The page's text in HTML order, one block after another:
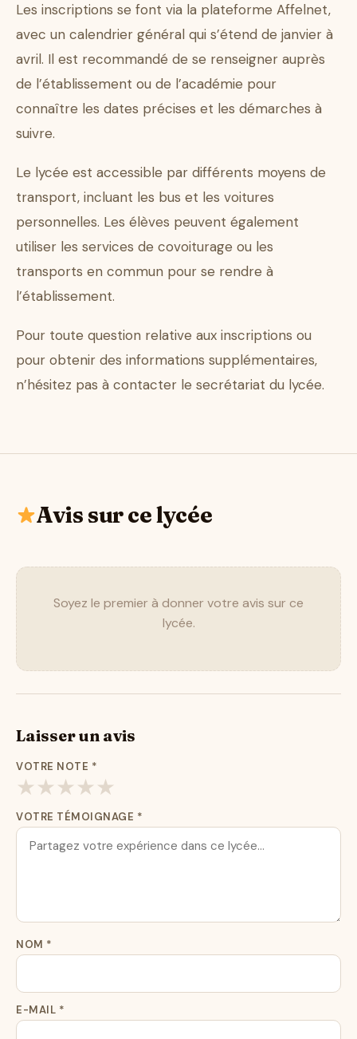
Les inscriptions se font via la plateforme Affelnet,
avec un calendrier général qui s’étend de janvier à
avril. Il est recommandé de se renseigner auprès
de l’établissement ou de l’académie pour
connaître les dates précises et les démarches à
suivre.
Le lycée est accessible par différents moyens de
transport, incluant les bus et les voitures
personnelles. Les élèves peuvent également
utiliser les services de covoiturage ou les
transports en commun pour se rendre à
l’établissement.
Pour toute question relative aux inscriptions ou
pour obtenir des informations supplémentaires,
n’hésitez pas à contacter le secrétariat du lycée.
Avis sur ce lycée
Soyez le premier à donner votre avis sur ce
lycée.
Laisser un avis
VOTRE NOTE *
★★★★★
VOTRE TÉMOIGNAGE *
NOM *
E-MAIL *